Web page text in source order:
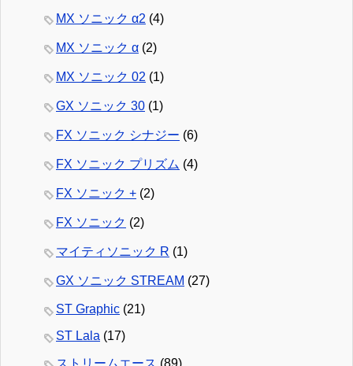
MX ソニック α2 (4)
MX ソニック α (2)
MX ソニック 02 (1)
GX ソニック 30 (1)
FX ソニック シナジー (6)
FX ソニック プリズム (4)
FX ソニック + (2)
FX ソニック (2)
マイティソニック R (1)
GX ソニック STREAM (27)
ST Graphic (21)
ST Lala (17)